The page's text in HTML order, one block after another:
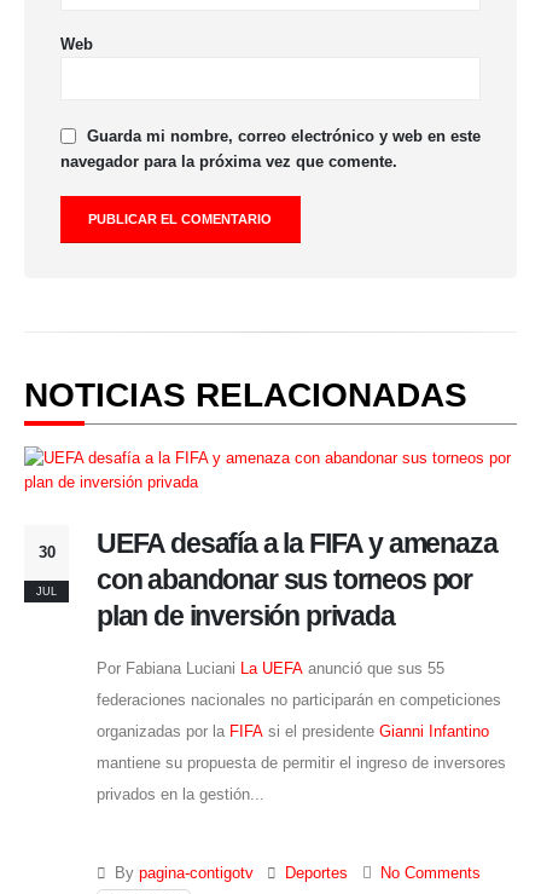
Web
Guarda mi nombre, correo electrónico y web en este
navegador para la próxima vez que comente.
NOTICIAS RELACIONADAS
30
JUL
UEFA desafía a la FIFA y amenaza
con abandonar sus torneos por
plan de inversión privada
Por Fabiana Luciani La UEFA anunció que sus 55
federaciones nacionales no participarán en competiciones
organizadas por la FIFA si el presidente Gianni Infantino
mantiene su propuesta de permitir el ingreso de inversores
privados en la gestión...
By pagina-contigotv Deportes No Comments